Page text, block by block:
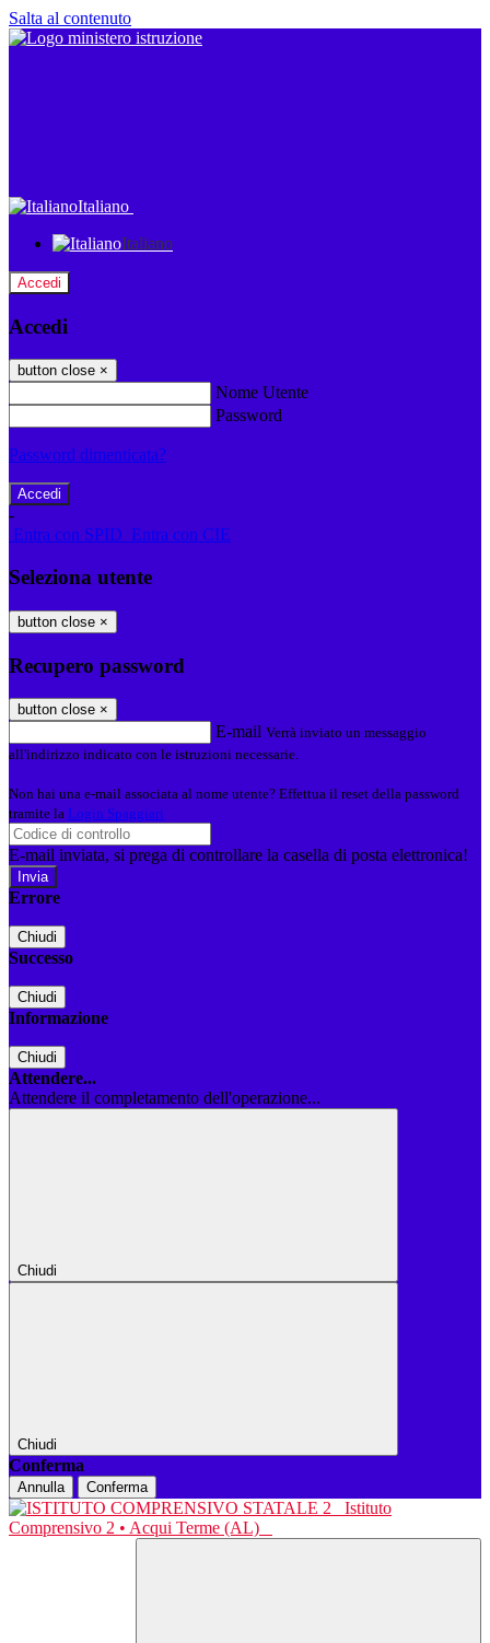
Salta al contenuto
Italiano
Italiano
Accedi
Accedi
button close ×
Nome Utente
Password
Password dimenticata?
-
Entra con SPID Entra con CIE
Seleziona utente
button close ×
Recupero password
button close ×
E-mail Verrà inviato un messaggio
all'indirizzo indicato con le istruzioni necessarie.
Non hai una e-mail associata al nome utente? Effettua il reset della password
tramite la Login Spaggiari
E-mail inviata, si prega di controllare la casella di posta elettronica!
Errore
Chiudi
Successo
Chiudi
Informazione
Chiudi
Attendere...
Attendere il completamento dell'operazione...
Chiudi
Chiudi
Conferma
Annulla Conferma
Istituto
Comprensivo 2 • Acqui Terme (AL)